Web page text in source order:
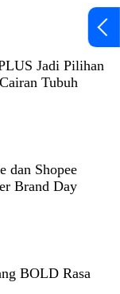
Jadi Pilihan
Tubuh
dan Shopee
Brand Day
BOLD Rasa